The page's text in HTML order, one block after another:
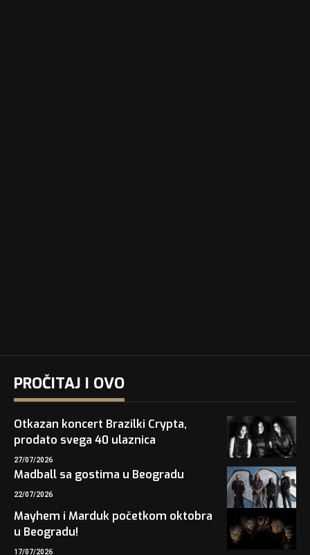
PROČITAJ I OVO
Otkazan koncert Brazilki Crypta,
prodato svega 40 ulaznica
27/07/2026
Madball sa gostima u Beogradu
22/07/2026
Mayhem i Marduk početkom oktobra
u Beogradu!
17/07/2026